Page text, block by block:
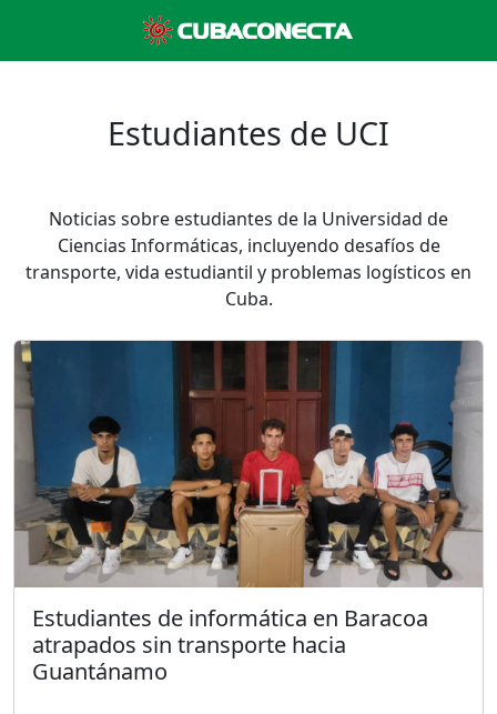
Estudiantes de UCI
Noticias sobre estudiantes de la Universidad de
Ciencias Informáticas, incluyendo desafíos de
transporte, vida estudiantil y problemas logísticos en
Cuba.
Estudiantes de informática en Baracoa
atrapados sin transporte hacia
Guantánamo